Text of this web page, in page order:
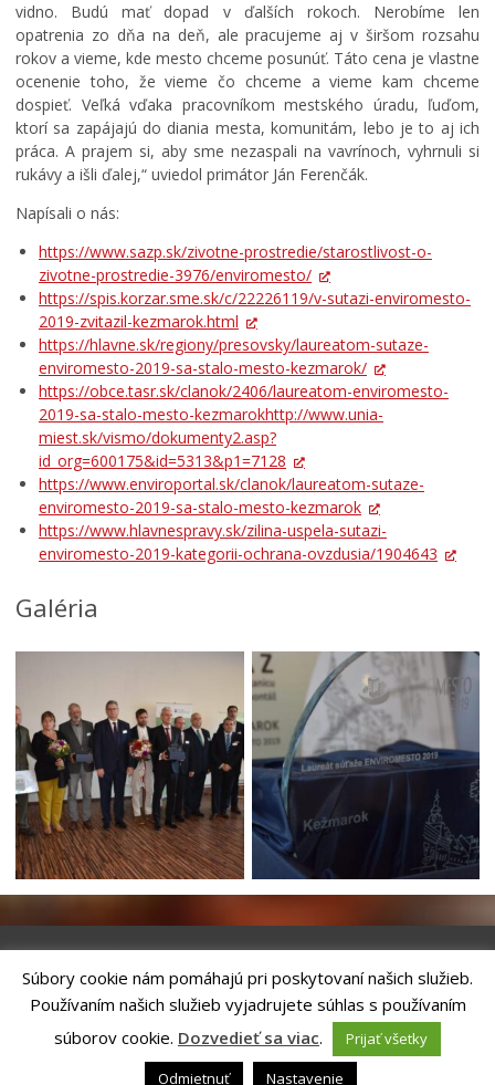
vidno. Budú mať dopad v ďalších rokoch. Nerobíme len
opatrenia zo dňa na deň, ale pracujeme aj v širšom rozsahu
rokov a vieme, kde mesto chceme posunúť. Táto cena je vlastne
ocenenie toho, že vieme čo chceme a vieme kam chceme
dospieť. Veľká vďaka pracovníkom mestského úradu, ľuďom,
ktorí sa zapájajú do diania mesta, komunitám, lebo je to aj ich
práca. A prajem si, aby sme nezaspali na vavrínoch, vyhrnuli si
rukávy a išli ďalej,“ uviedol primátor Ján Ferenčák.
Napísali o nás:
https://www.sazp.sk/zivotne-prostredie/starostlivost-o-
zivotne-prostredie-3976/enviromesto/
https://spis.korzar.sme.sk/c/22226119/v-sutazi-enviromesto-
2019-zvitazil-kezmarok.html
https://hlavne.sk/regiony/presovsky/laureatom-sutaze-
enviromesto-2019-sa-stalo-mesto-kezmarok/
https://obce.tasr.sk/clanok/2406/laureatom-enviromesto-
2019-sa-stalo-mesto-kezmarokhttp://www.unia-
miest.sk/vismo/dokumenty2.asp?
id_org=600175&id=5313&p1=7128
https://www.enviroportal.sk/clanok/laureatom-sutaze-
enviromesto-2019-sa-stalo-mesto-kezmarok
https://www.hlavnespravy.sk/zilina-uspela-sutazi-
enviromesto-2019-kategorii-ochrana-ovzdusia/1904643
Galéria
Riešenie ANTIK SMART CITY
| Technický prevádzkovateľ – MVI
Technology, s.r.o.
Správca webového sídla: Mesto Kežmarok, Hlavné námestie, 060 01
Kežmarok, tel.: +421524660111
podatelna@kezmarok.sk,|Vyhlásenie o prístupnosti
Súbory cookie nám pomáhajú pri poskytovaní našich služieb.
Používaním našich služieb vyjadrujete súhlas s používaním
súborov cookie. Dozvedieť sa viac.
Prijať všetky
Odmietnuť
Nastavenie